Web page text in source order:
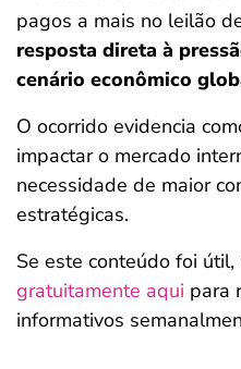
pagos a mais no leilão
resposta direta à
cenário econômico
O ocorrido evidencia
impactar o mercado
necessidade de maior
estratégicas.
Se este conteúdo foi
gratuitamente aqui para
informativos